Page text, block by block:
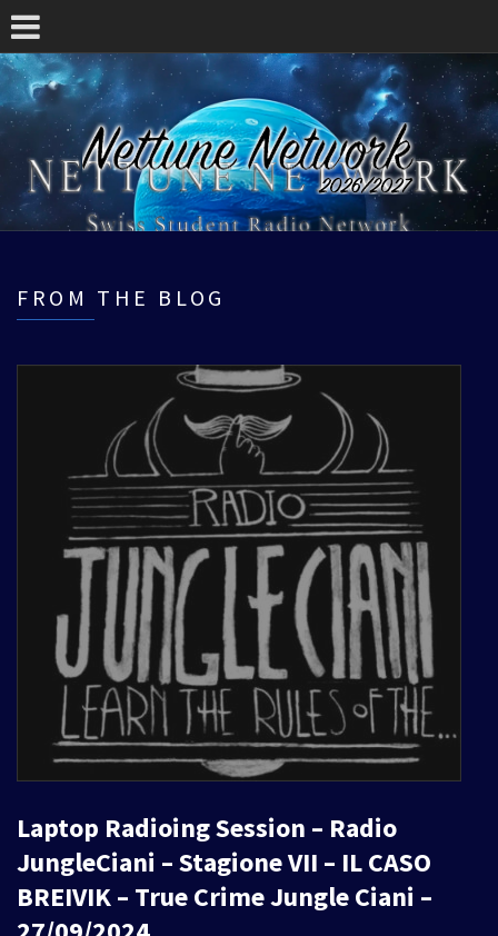
FROM THE BLOG
Laptop Radioing Session – Radio
JungleCiani – Stagione VII – IL CASO
BREIVIK – True Crime Jungle Ciani –